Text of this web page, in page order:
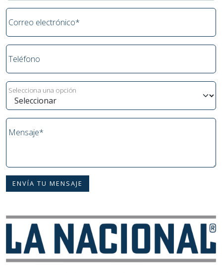
Correo electrónico*
Teléfono
Selecciona una opción
Mensaje*
ENVÍA TU MENSAJE